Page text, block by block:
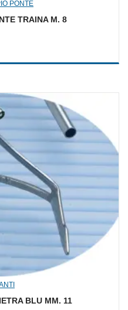
PONTE
TRAINA M. 8
€.
0,95 €.
BLU MM. 11